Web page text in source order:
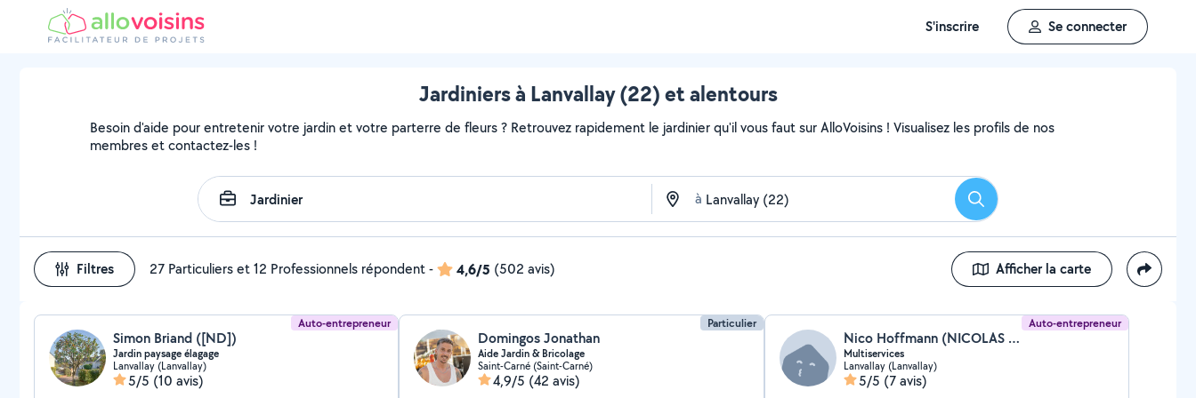
S'inscrire Se connecter
Jardiniers à Lanvallay (22) et alentours
Besoin d'aide pour entretenir votre jardin et votre parterre de fleurs ? Retrouvez rapidement le jardinier qu'il vous faut sur AlloVoisins ! Visualisez les profils de nos
membres et contactez-les !
à Rechercher
Filtres 27 Particuliers et 12 Professionnels répondent- 4,6/5 (502 avis) Afficher la carte
Auto-entrepreneur
Simon Briand ([ND])
Jardin paysage élagage
Lanvallay (Lanvallay)
5/5 (10 avis)
Particulier
Domingos Jonathan
Aide Jardin & Bricolage
Saint-Carné (Saint-Carné)
4,9/5 (42 avis)
Auto-entrepreneur
Nico Hoffmann (NICOLAS EI)
Multiservices
Lanvallay (Lanvallay)
5/5 (7 avis)